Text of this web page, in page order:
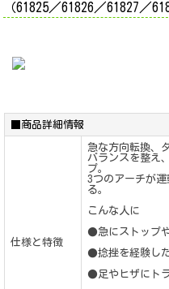
（61825／61826／61827／
■商品詳細情報
仕様と特徴
急な方向転換、
バランスを整え
プ。
3つのアーチが
る。
こんな人に
●急にストップ
●捻挫を経験し
●足やヒザにト